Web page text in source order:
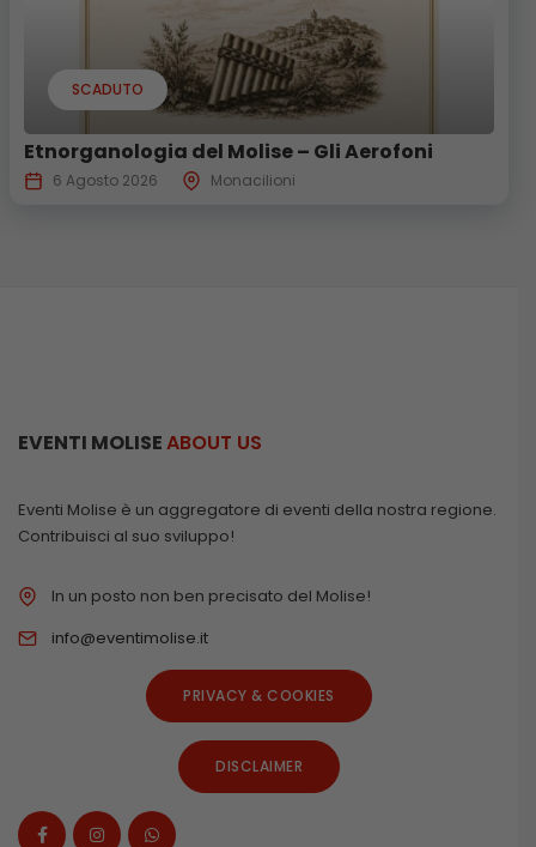
SCADUTO
Etnorganologia del Molise – Gli Aerofoni
6 Agosto 2026 Monacilioni
EVENTI MOLISEABOUT US
Eventi Molise è un aggregatore di eventi della nostra regione.
Contribuisci al suo sviluppo!
In un posto non ben precisato del Molise!
info@eventimolise.it
PRIVACY & COOKIES
DISCLAIMER